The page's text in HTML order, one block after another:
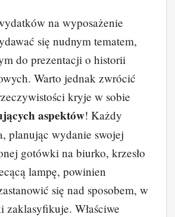
na wyposażenie
się nudnym tematem,
do prezentacji o historii
Warto jednak zwrócić
kryje w sobie
aspektów! Każdy
planując wydanie swojej
gotówki na biurko, krzesło
lampę, powinien
się nad sposobem, w
zaklasyfikuje. Właściwe